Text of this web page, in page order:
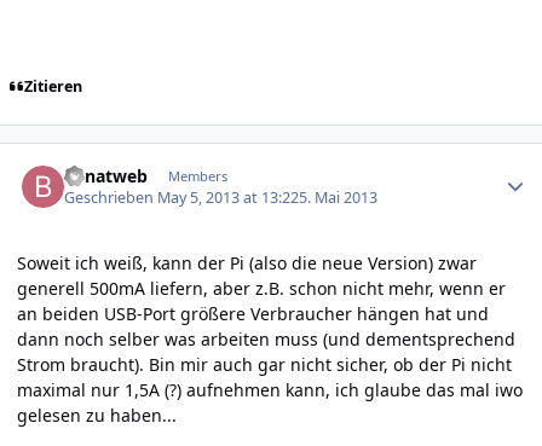
Zitieren
benatweb Members
Geschrieben May 5, 2013 at 13:225. Mai 2013
Soweit ich weiß, kann der Pi (also die neue Version) zwar
generell 500mA liefern, aber z.B. schon nicht mehr, wenn er
an beiden USB-Port größere Verbraucher hängen hat und
dann noch selber was arbeiten muss (und dementsprechend
Strom braucht). Bin mir auch gar nicht sicher, ob der Pi nicht
maximal nur 1,5A (?) aufnehmen kann, ich glaube das mal iwo
gelesen zu haben...